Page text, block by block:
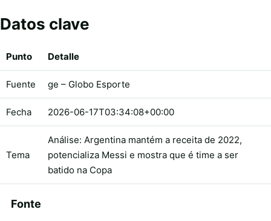
Datos clave
Punto Detalle
Fuente ge – Globo Esporte
Fecha 2026-06-17T03:34:08+00:00
Tema
Análise: Argentina mantém a receita de 2022,
potencializa Messi e mostra que é time a ser
batido na Copa
Fonte